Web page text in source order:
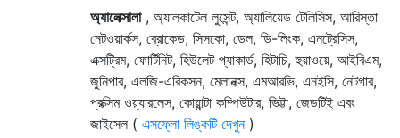
অ্যালেক্সালা, অ্যালকাটেল লুসেন্ট, অ্যালিয়েড টেলিসিস, আরিস্তা
নেটওয়ার্কস, ব্রোকেড, সিসকো, ডেল, ডি-লিংক, এনট্রেসিস,
এক্সট্রিম, ফোর্টিনিট, হিউলেট প্যাকার্ড, হিটাচি, হুয়াওয়ে, আইবিএম,
জুনিপার, এলজি-এরিকসন, মেলানক্স, এমআরভি, এনইসি, নেটগার,
প্রক্সিম ওয়্যারলেস, কোয়ান্টা কম্পিউটার, ভিট্টা, জেডটিই এবং
জাইসেল ( এসফ্লো লিঙ্কটি দেখুন)